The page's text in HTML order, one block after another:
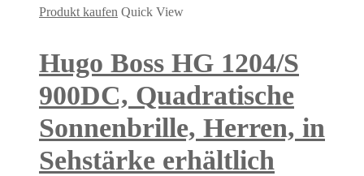
Produkt kaufen Quick View
Hugo Boss HG 1204/S
900DC, Quadratische
Sonnenbrille, Herren, in
Sehstärke erhältlich